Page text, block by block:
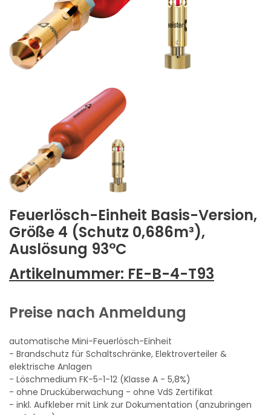
Feuerlösch-Einheit Basis-Version,
Größe 4 (Schutz 0,686m³),
Auslösung 93°C
Artikelnummer: FE-B-4-T93
Preise nach Anmeldung
automatische Mini-Feuerlösch-Einheit
- Brandschutz für Schaltschränke, Elektroverteiler &
elektrische Anlagen
- Löschmedium FK-5-1-12 (Klasse A - 5,8%)
- ohne Drucküberwachung - ohne VdS Zertifikat
- inkl. Aufkleber mit Link zur Dokumentation (anzubringen